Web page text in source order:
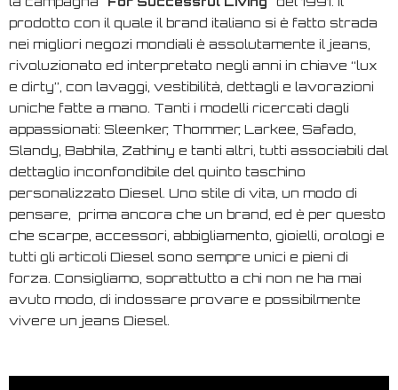
prodotto con il quale il brand italiano si è fatto strada
nei migliori negozi mondiali è assolutamente il jeans,
rivoluzionato ed interpretato negli anni in chiave “lux
e dirty”, con lavaggi, vestibilità, dettagli e lavorazioni
uniche fatte a mano. Tanti i modelli ricercati dagli
appassionati: Sleenker, Thommer, Larkee, Safado,
Slandy, Babhila, Zathiny e tanti altri, tutti associabili dal
dettaglio inconfondibile del quinto taschino
personalizzato Diesel. Uno stile di vita, un modo di
pensare, prima ancora che un brand, ed è per questo
che scarpe, accessori, abbigliamento, gioielli, orologi e
tutti gli articoli Diesel sono sempre unici e pieni di
forza. Consigliamo, soprattutto a chi non ne ha mai
avuto modo, di indossare provare e possibilmente
vivere un jeans Diesel.